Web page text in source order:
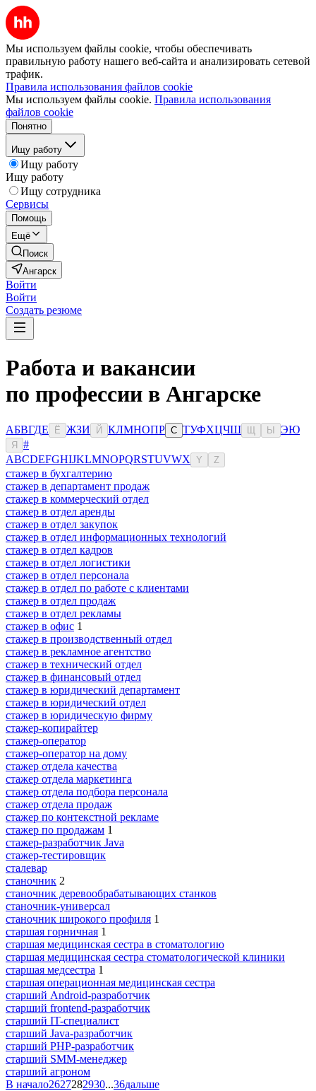
Мы используем файлы cookie, чтобы обеспечивать
правильную работу нашего веб-сайта и анализировать сетевой
трафик.
Правила использования файлов cookie
Мы используем файлы cookie. Правила использования
файлов cookie
Понятно
Ищу работу
Ищу работу
Ищу работу
Ищу сотрудника
Сервисы
Помощь
Ещё
Поиск
Ангарск
Войти
Войти
Создать резюме
Работа и вакансии
по профессии в Ангарске
АБВГДЕ Ё ЖЗИ Й КЛМНОПР С ТУФХЦЧШ Ы ЭЮ
Я
#
ABCDEFGHIJKLMNOPQRSTUVWX Y Z
стажер в бухгалтерию
стажер в департамент продаж
стажер в коммерческий отдел
стажер в отдел аренды
стажер в отдел закупок
стажер в отдел информационных технологий
стажер в отдел кадров
стажер в отдел логистики
стажер в отдел персонала
стажер в отдел по работе с клиентами
стажер в отдел продаж
стажер в отдел рекламы
стажер в офис 1
стажер в производственный отдел
стажер в рекламное агентство
стажер в технический отдел
стажер в финансовый отдел
стажер в юридический департамент
стажер в юридический отдел
стажер в юридическую фирму
стажер-копирайтер
стажер-оператор
стажер-оператор на дому
стажер отдела качества
стажер отдела маркетинга
стажер отдела подбора персонала
стажер отдела продаж
стажер по контекстной рекламе
стажер по продажам 1
стажер-разработчик Java
стажер-тестировщик
сталевар
станочник 2
станочник деревообрабатывающих станков
станочник-универсал
станочник широкого профиля 1
старшая горничная 1
старшая медицинская сестра в стоматологию
старшая медицинская сестра стоматологической клиники
старшая медсестра 1
старшая операционная медицинская сестра
старший Android-разработчик
старший frontend-разработчик
старший IT-специалист
старший Java-разработчик
старший PHP-разработчик
старший SMM-менеджер
старший агроном
В начало2627282930...36дальше